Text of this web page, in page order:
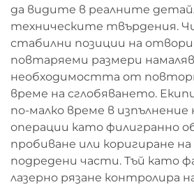
да видите в реалните
техническите твърдения.
стабилни позиции на
повтаряеми размери
необходимостта от
време на сглобяването.
по-малко време в
операции като филигранно
пробиване или коригиране
подредени части. Тъй като
лазерно рязане контролира